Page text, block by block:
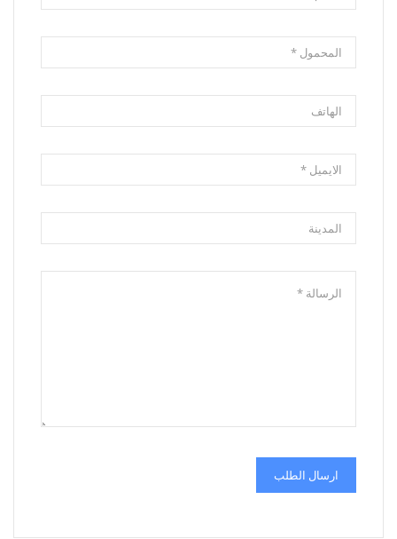
ارسال الطلب